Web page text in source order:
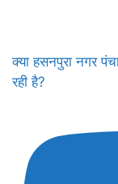
क्या हसनपुरा नगर
रही है?